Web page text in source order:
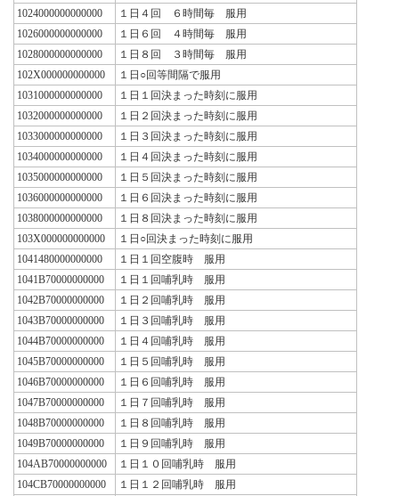
1024000000000000
１日４回 ６時間毎 服用
1026000000000000
１日６回 ４時間毎 服用
1028000000000000
１日８回 ３時間毎 服用
102X000000000000
１日○回等間隔で服用
1031000000000000
１日１回決まった時刻に服用
1032000000000000
１日２回決まった時刻に服用
1033000000000000
１日３回決まった時刻に服用
1034000000000000
１日４回決まった時刻に服用
1035000000000000
１日５回決まった時刻に服用
1036000000000000
１日６回決まった時刻に服用
1038000000000000
１日８回決まった時刻に服用
103X000000000000
１日○回決まった時刻に服用
1041480000000000
１日１回空腹時 服用
1041B70000000000
１日１回哺乳時 服用
1042B70000000000
１日２回哺乳時 服用
1043B70000000000
１日３回哺乳時 服用
1044B70000000000
１日４回哺乳時 服用
1045B70000000000
１日５回哺乳時 服用
1046B70000000000
１日６回哺乳時 服用
1047B70000000000
１日７回哺乳時 服用
1048B70000000000
１日８回哺乳時 服用
1049B70000000000
１日９回哺乳時 服用
104AB70000000000
１日１０回哺乳時 服用
104CB70000000000
１日１２回哺乳時 服用